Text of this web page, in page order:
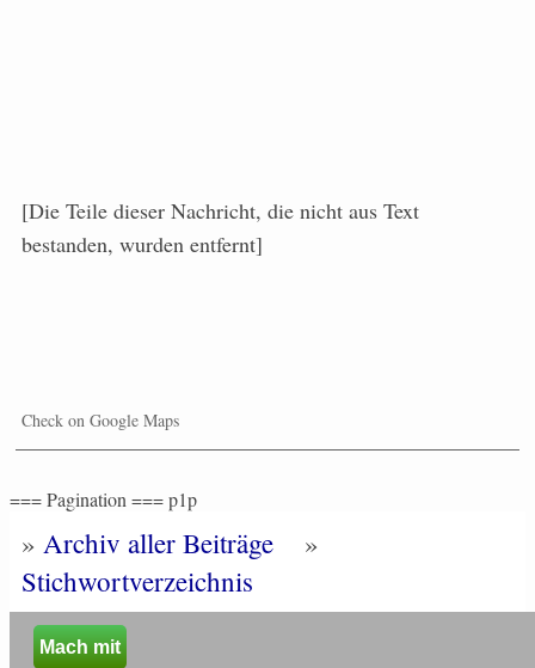
[Die Teile dieser Nachricht, die nicht aus Text
bestanden, wurden entfernt]
Check on Google Maps
=== Pagination === p1p
» Archiv aller Beiträge
»
Stichwortverzeichnis
Mach mit